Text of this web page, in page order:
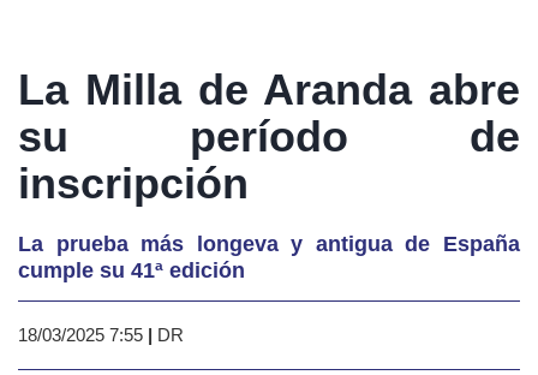
La Milla de Aranda abre
su período de
inscripción
La prueba más longeva y antigua de España
cumple su 41ª edición
18/03/2025 7:55 | DR